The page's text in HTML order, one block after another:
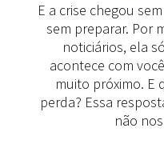
E a crise chegou
sem preparar. Por
noticiários, ela
acontece com
muito próximo. E
perda? Essa
não